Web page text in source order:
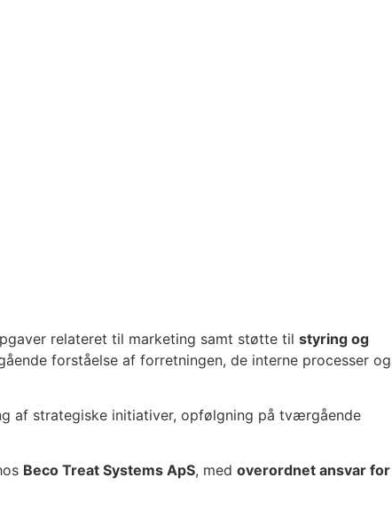
relateret til marketing samt støtte til styring og
forståelse af forretningen, de interne processer og
af strategiske initiativer, opfølgning på tværgående
Beco Treat Systems ApS, med overordnet ansvar for